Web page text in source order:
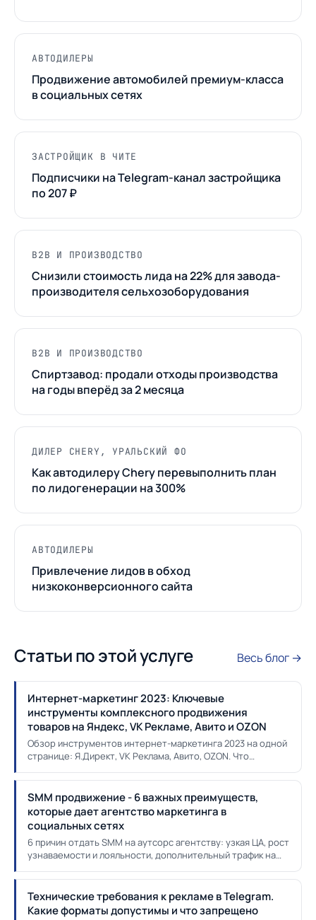
АВТОДИЛЕРЫ
Продвижение автомобилей премиум-класса
в социальных сетях
ЗАСТРОЙЩИК В ЧИТЕ
Подписчики на Telegram-канал застройщика
по 207 ₽
B2B И ПРОИЗВОДСТВО
Cнизили стоимость лида на 22% для завода-
производителя сельхозоборудования
B2B И ПРОИЗВОДСТВО
Спиртзавод: продали отходы производства
на годы вперёд за 2 месяца
ДИЛЕР CHERY, УРАЛЬСКИЙ ФО
Как автодилеру Chery перевыполнить план
по лидогенерации на 300%
АВТОДИЛЕРЫ
Привлечение лидов в обход
низкоконверсионного сайта
Статьи по этой услуге Весь блог →
Интернет-маркетинг 2023: Ключевые
инструменты комплексного продвижения
товаров на Яндекс, VK Рекламе, Авито и OZON
Обзор инструментов интернет-маркетинга 2023 на одной
странице: Я.Директ, VK Реклама, Авито, OZON. Что
SMM продвижение - 6 важных преимуществ,
которые дает агентство маркетинга в
социальных сетях
6 причин отдать SMM на аутсорс агентству: узкая ЦА, рост
узнаваемости и лояльности, дополнительный трафик на
Технические требования к рекламе в Telegram.
Какие форматы допустимы и что запрещено